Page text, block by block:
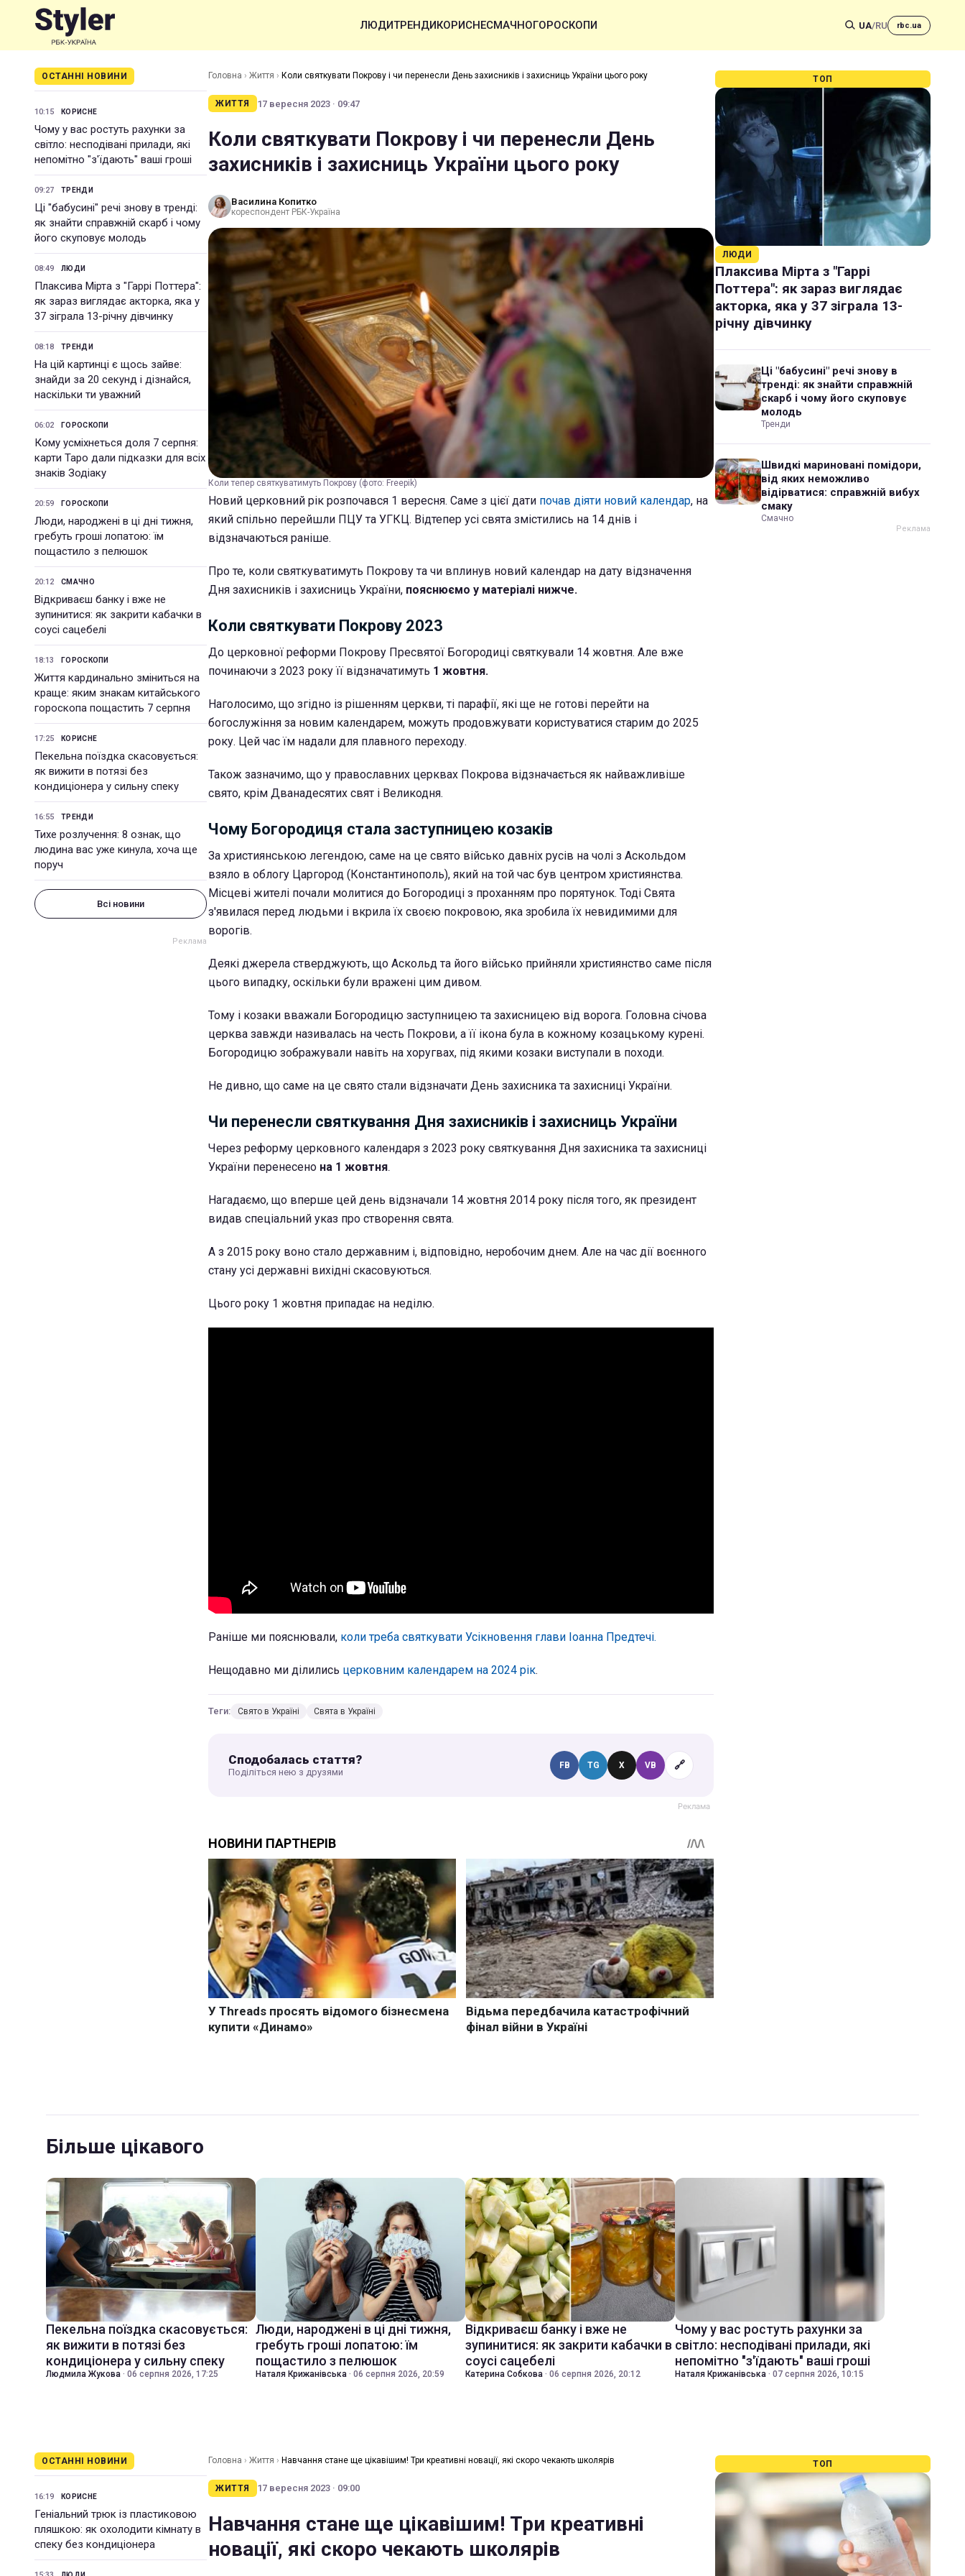
ЛЮДИТРЕНДИКОРИСНЕСМАЧНОГОРОСКОПИ UA/RU rbc.ua
ОСТАННІ НОВИНИ
10:15 КОРИСНЕ
Чому у вас ростуть рахунки за
світло: несподівані прилади, які
непомітно "з'їдають" ваші гроші
09:27 ТРЕНДИ
Ці "бабусині" речі знову в тренді:
як знайти справжній скарб і чому
його скуповує молодь
08:49 ЛЮДИ
Плаксива Мірта з "Гаррі Поттера":
як зараз виглядає акторка, яка у
37 зіграла 13-річну дівчинку
08:18 ТРЕНДИ
На цій картинці є щось зайве:
знайди за 20 секунд і дізнайся,
наскільки ти уважний
06:02 ГОРОСКОПИ
Кому усміхнеться доля 7 серпня:
карти Таро дали підказки для всіх
знаків Зодіаку
20:59 ГОРОСКОПИ
Люди, народжені в ці дні тижня,
гребуть гроші лопатою: їм
пощастило з пелюшок
20:12 СМАЧНО
Відкриваєш банку і вже не
зупинитися: як закрити кабачки в
соусі сацебелі
18:13 ГОРОСКОПИ
Життя кардинально зміниться на
краще: яким знакам китайського
гороскопа пощастить 7 серпня
17:25 КОРИСНЕ
Пекельна поїздка скасовується:
як вижити в потязі без
кондиціонера у сильну спеку
16:55 ТРЕНДИ
Тихе розлучення: 8 ознак, що
людина вас уже кинула, хоча ще
поруч
Всі новини
Головна › Життя › Коли святкувати Покрову і чи перенесли День захисників і захисниць України цього року
ЖИТТЯ 17 вересня 2023 · 09:47
Коли святкувати Покрову і чи перенесли День
захисників і захисниць України цього року
Василина Копитко
кореспондент РБК-Україна
Коли тепер святкуватимуть Покрову (фото: Freepik)
Новий церковний рік розпочався 1 вересня. Саме з цієї дати почав діяти новий календар, на
який спільно перейшли ПЦУ та УГКЦ. Відтепер усі свята змістились на 14 днів і
відзначаються раніше.
Про те, коли святкуватимуть Покрову та чи вплинув новий календар на дату відзначення
Дня захисників і захисниць України, пояснюємо у матеріалі нижче.
Коли святкувати Покрову 2023
До церковної реформи Покрову Пресвятої Богородиці святкували 14 жовтня. Але вже
починаючи з 2023 року її відзначатимуть 1 жовтня.
Наголосимо, що згідно із рішенням церкви, ті парафії, які ще не готові перейти на
богослужіння за новим календарем, можуть продовжувати користуватися старим до 2025
року. Цей час їм надали для плавного переходу.
Також зазначимо, що у православних церквах Покрова відзначається як найважливіше
свято, крім Дванадесятих свят і Великодня.
Чому Богородиця стала заступницею козаків
За християнською легендою, саме на це свято військо давніх русів на чолі з Аскольдом
взяло в облогу Царгород (Константинополь), який на той час був центром християнства.
Місцеві жителі почали молитися до Богородиці з проханням про порятунок. Тоді Свята
з'явилася перед людьми і вкрила їх своєю покровою, яка зробила їх невидимими для
ворогів.
Деякі джерела стверджують, що Аскольд та його військо прийняли християнство саме після
цього випадку, оскільки були вражені цим дивом.
Тому і козаки вважали Богородицю заступницею та захисницею від ворога. Головна січова
церква завжди називалась на честь Покрови, а її ікона була в кожному козацькому курені.
Богородицю зображували навіть на хоругвах, під якими козаки виступали в походи.
Не дивно, що саме на це свято стали відзначати День захисника та захисниці України.
Чи перенесли святкування Дня захисників і захисниць України
Через реформу церковного календаря з 2023 року святкування Дня захисника та захисниці
України перенесено на 1 жовтня.
Нагадаємо, що вперше цей день відзначали 14 жовтня 2014 року після того, як президент
видав спеціальний указ про створення свята.
А з 2015 року воно стало державним і, відповідно, неробочим днем. Але на час дії воєнного
стану усі державні вихідні скасовуються.
Цього року 1 жовтня припадає на неділю.
Раніше ми пояснювали, коли треба святкувати Усікновення глави Іоанна Предтечі.
Нещодавно ми ділились церковним календарем на 2024 рік.
Теги: Свято в Україні Свята в Україні
Сподобалась стаття?
Поділіться нею з друзями
FB TG X VB 🔗
ТОП
ЛЮДИ
Плаксива Мірта з "Гаррі
Поттера": як зараз виглядає
акторка, яка у 37 зіграла 13-
річну дівчинку
Ці "бабусині" речі знову в
тренді: як знайти справжній
скарб і чому його скуповує
молодь
Тренди
Швидкі мариновані помідори,
від яких неможливо
відірватися: справжній вибух
смаку
Смачно
Більше цікавого
Пекельна поїздка скасовується:
як вижити в потязі без
кондиціонера у сильну спеку
Людмила Жукова · 06 серпня 2026, 17:25
Люди, народжені в ці дні тижня,
гребуть гроші лопатою: їм
пощастило з пелюшок
Наталя Крижанівська · 06 серпня 2026, 20:59
Відкриваєш банку і вже не
зупинитися: як закрити кабачки в
соусі сацебелі
Катерина Собкова · 06 серпня 2026, 20:12
Чому у вас ростуть рахунки за
світло: несподівані прилади, які
непомітно "з'їдають" ваші гроші
Наталя Крижанівська · 07 серпня 2026, 10:15
ОСТАННІ НОВИНИ
16:19 КОРИСНЕ
Геніальний трюк із пластиковою
пляшкою: як охолодити кімнату в
спеку без кондиціонера
Головна › Життя › Навчання стане ще цікавішим! Три креативні новації, які скоро чекають школярів
ЖИТТЯ 17 вересня 2023 · 09:00
Навчання стане ще цікавішим! Три креативні
новації, які скоро чекають школярів
ТОП